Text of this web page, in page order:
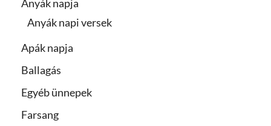
Anyák napja
Anyák napi versek
Apák napja
Ballagás
Egyéb ünnepek
Farsang